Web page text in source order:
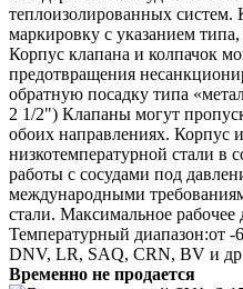
теплоизолированных
маркировку с указанием
Корпус клапана и колпачок
предотвращения
обратную посадку типа
2 1/2") Клапаны могут
обоих направлениях. Корпус
низкотемпературной стали в
работы с сосудами под
международными
стали. Максимальное рабочее
Температурный диапазон:от
DNV, LR, SAQ, CRN, BV и
Временно не продается